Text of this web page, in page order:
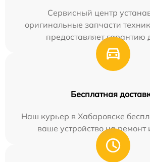
Сервисный центр
оригинальные запчасти
предоставляет гарантию
Бесплатная
Наш курьер в Хабаровске
ваше устройство на ремонт